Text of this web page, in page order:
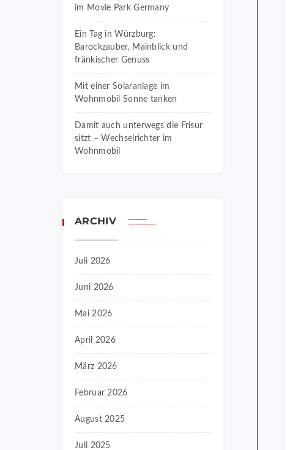
im Movie Park Germany
Ein Tag in Würzburg:
Barockzauber, Mainblick und
fränkischer Genuss
Mit einer Solaranlage im
Wohnmobil Sonne tanken
Damit auch unterwegs die Frisur
sitzt – Wechselrichter im
Wohnmobil
ARCHIV
Juli 2026
Juni 2026
Mai 2026
April 2026
März 2026
Februar 2026
August 2025
Juli 2025